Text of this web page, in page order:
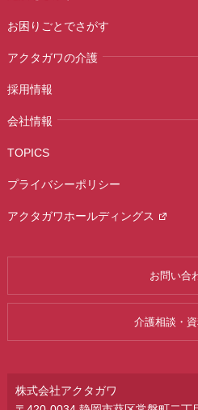
お困りごとでさがす
アクタガワの介護
採用情報
会社情報
お問い合
TOPICS
介護相談・
プライバシーポリシー
アクタガワホールディングス
株式会社アクタガワ